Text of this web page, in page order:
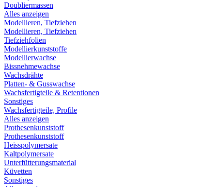
Doubliermassen
Alles anzeigen
Modellieren, Tiefziehen
Modellieren, Tiefziehen
Tiefziehfolien
Modellierkunststoffe
Modellierwachse
Bissnehmewachse
Wachsdrähte
Platten- & Gusswachse
Wachsfertigteile & Retentionen
Sonstiges
Wachsfertigteile, Profile
Alles anzeigen
Prothesenkunststoff
Prothesenkunststoff
Heisspolymersate
Kaltpolymersate
Unterfütterungsmaterial
Küvetten
Sonstiges